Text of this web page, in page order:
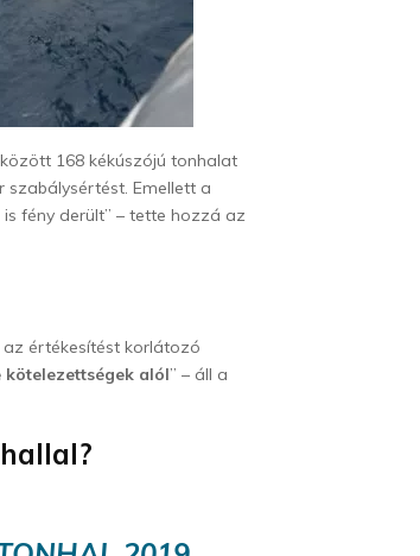
168 kékúszójú tonhalat
Emellett a
fény derült” – tette hozzá az
értékesítést korlátozó
kötelezettségek alól” – áll a